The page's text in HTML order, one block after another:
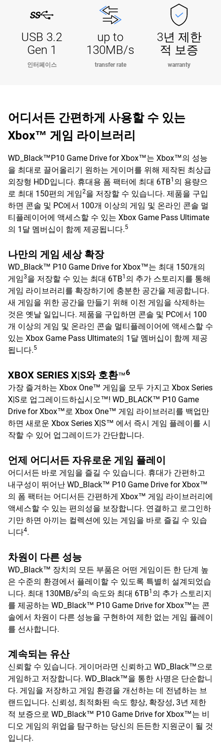
USB 3.2
Gen 1
인터페이스
up to
130MB/s
transfer rate
3년 제한
적 보증
warranty
어디서든 간편하게 사용할 수 있는
Xbox™ 게임 라이브러리
WD_Black™P10 Game Drive for Xbox™는 Xbox™의 성능
을 최대로 끌어올리기 원하는 게이머를 위해 제작된 최상급
외장형 HDD입니다. 휴대용 폼 팩터에 최대 6TB1 의 용량으
로 최대 150편의 게임2을 저장할 수 있습니다. 제품을 구입
하면 콘솔 및 PC에서 100개 이상의 게임 및 온라인 콘솔 멀
티플레이어에 액세스할 수 있는 Xbox Game Pass Ultimate
의 1달 멤버십이 함께 제공됩니다.5
나만의 게임 세상 확장
WD_Black™ P10 Game Drive for Xbox™는 최대 150개의
게임3을 저장할 수 있는 최대 6TB1 의 추가 스토리지를 통해
게임 라이브러리를 확장하기에 충분한 공간을 제공합니다.
새 게임을 위한 공간을 만들기 위해 이전 게임을 삭제하는
것은 옛날 일입니다. 제품을 구입하면 콘솔 및 PC에서 100
개 이상의 게임 및 온라인 콘솔 멀티플레이어에 액세스할 수
있는 Xbox Game Pass Ultimate의 1달 멤버십이 함께 제공
됩니다.5
XBOX SERIES X|S와 호환™6
가장 즐겨하는 Xbox One™ 게임을 모두 가지고 Xbox Series
X|S로 업그레이드하십시오™! WD_BLACK™ P10 Game
Drive for Xbox™로 Xbox One™ 게임 라이브러리를 백업만
하면 새로운 Xbox Series X|S™ 에서 즉시 게임 플레이를 시
작할 수 있어 업그레이드가 간단합니다.
언제 어디서든 자유로운 게임 플레이
어디서든 바로 게임을 즐길 수 있습니다. 휴대가 간편하고
내구성이 뛰어난 WD_Black™ P10 Game Drive for Xbox™
의 폼 팩터는 어디서든 간편하게 Xbox™ 게임 라이브러리에
액세스할 수 있는 편의성을 보장합니다. 연결하고 로그인하
기만 하면 아끼는 컬렉션에 있는 게임을 바로 즐길 수 있습
니다4.
차원이 다른 성능
WD_Black™ 장치의 모든 부품은 어떤 게임이든 한 단계 높
은 수준의 환경에서 플레이할 수 있도록 특별히 설계되었습
니다. 최대 130MB/s2의 속도와 최대 6TB1 의 추가 스토리지
를 제공하는 WD_Black™ P10 Game Drive for Xbox™는 콘
솔에서 차원이 다른 성능을 구현하여 제한 없는 게임 플레이
를 선사합니다.
계속되는 유산
신뢰할 수 있습니다. 게이머라면 신뢰하고 WD_Black™으로
게임하고 저장합니다. WD_Black™을 통한 사명은 단순합니
다. 게임을 저장하고 게임 환경을 개선하는 데 전념하는 브
랜드입니다. 신뢰성, 최적화된 속도 향상, 확장성, 3년 제한
적 보증으로 WD_Black™ P10 Game Drive for Xbox™는 비
디오 게임의 위업을 탐구하는 당신의 든든한 지원군이 될 것
입니다.